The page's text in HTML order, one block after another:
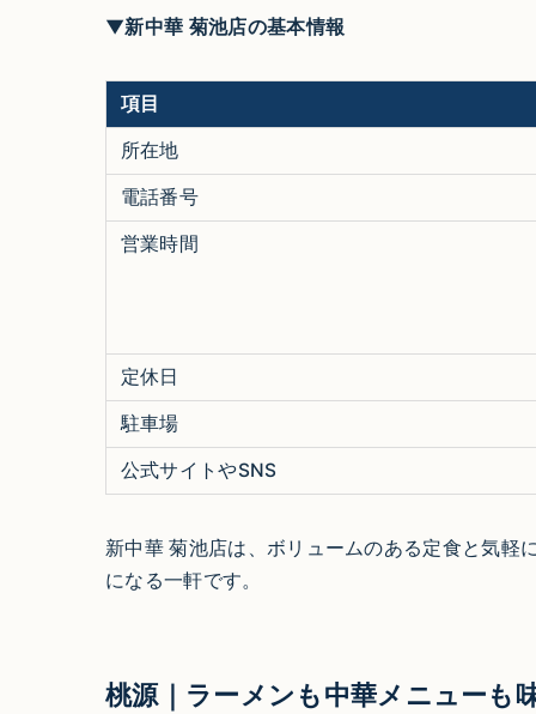
▼新中華 菊池店の基本情報
項目
所在地
電話番号
営業時間
定休日
駐車場
公式サイトやSNS
新中華 菊池店は、ボリュームのある定食と気軽
になる一軒です。
桃源｜ラーメンも中華メニューも